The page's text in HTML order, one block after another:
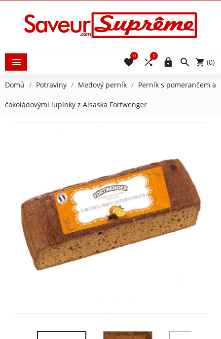
  (0)


0

0
Domů Potraviny Medový perník Perník s pomerančem a
čokoládovými lupínky z Alsaska Fortwenger